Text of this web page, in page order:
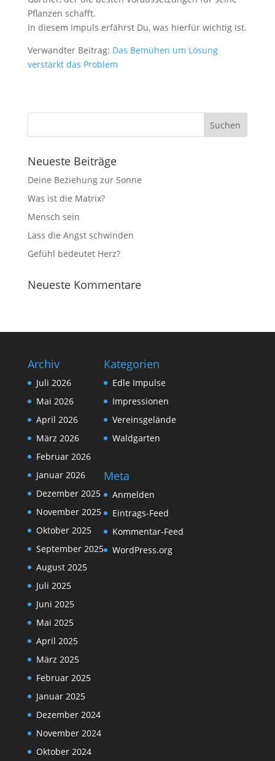
Pflanzen schafft.
In diesem Impuls erfährst Du, was hierfür wichtig ist.
Verwandter Beitrag: Das Bemühen um Lösung
verstärkt das Problem
Neueste Beiträge
Deine Beziehung zur Sonne
Was ist die Matrix?
Mensch sein
Lass die Angst schwinden
Gefühl bedeutet Herz?
Neueste Kommentare
Archiv
Juli 2026
Mai 2026
April 2026
März 2026
Februar 2026
Januar 2026
Dezember 2025
November 2025
Oktober 2025
September 2025
August 2025
Juli 2025
Juni 2025
Mai 2025
April 2025
März 2025
Februar 2025
Januar 2025
Dezember 2024
November 2024
Oktober 2024
Kategorien
Edle Impulse
Impressionen
Vereinsgelände
Waldgarten
Meta
Anmelden
Eintrags-Feed
Kommentar-Feed
WordPress.org